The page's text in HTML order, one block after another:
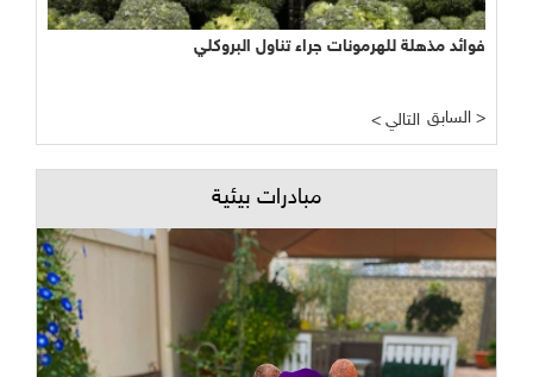
فوائد مذهلة للهرمونات جراء تناول البروكلي
< التالي السابق >
مبادرات بيئية